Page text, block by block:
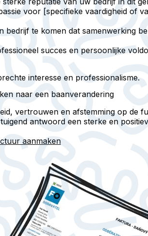
voor [specifieke vaardigheid of
bedrijf te komen dat samenwerking
succes en persoonlijke
interesse en professionalisme.
naar een baanverandering
vertrouwen en afstemming op de
antwoord een sterke en
aanmaken